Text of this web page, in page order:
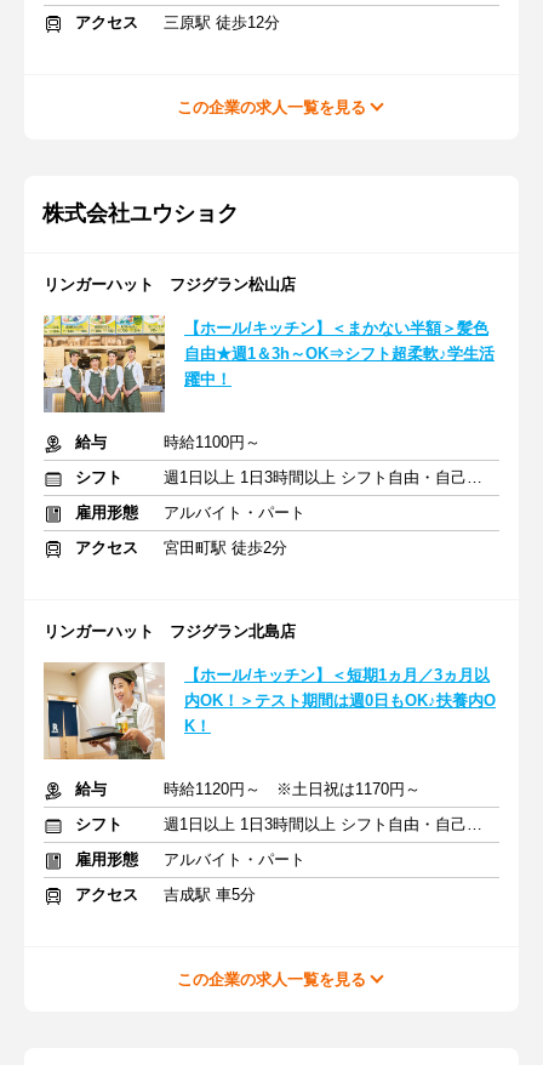
アクセス 三原駅 徒歩12分
この企業の求人一覧を見る
株式会社ユウショク
リンガーハット フジグラン松山店
【ホール/キッチン】＜まかない半額＞髪色
自由★週1＆3h～OK⇒シフト超柔軟♪学生活
躍中！
給与
時給1100円～
シフト
週1日以上 1日3時間以上 シフト自由・自己申告
雇用形態
アルバイト・パート
アクセス
宮田町駅 徒歩2分
リンガーハット フジグラン北島店
【ホール/キッチン】＜短期1ヵ月／3ヵ月以
内OK！＞テスト期間は週0日もOK♪扶養内O
K！
給与
時給1120円～ ※土日祝は1170円～
シフト
週1日以上 1日3時間以上 シフト自由・自己申告
雇用形態
アルバイト・パート
アクセス
吉成駅 車5分
この企業の求人一覧を見る